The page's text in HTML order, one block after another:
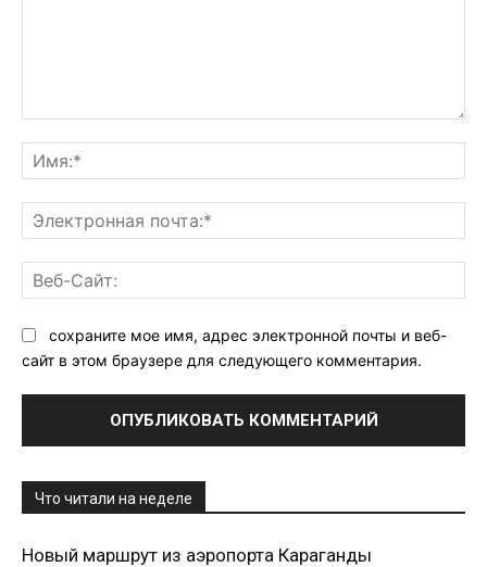
сохраните мое имя, адрес электронной почты и веб-
сайт в этом браузере для следующего комментария.
Что читали на неделе
Новый маршрут из аэропорта Караганды